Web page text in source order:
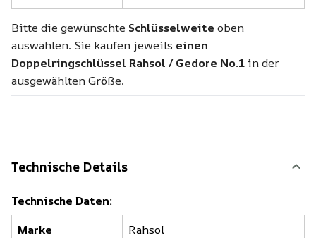
Bitte die gewünschte Schlüsselweite oben
auswählen. Sie kaufen jeweils einen
Doppelringschlüssel Rahsol / Gedore No.1in der
ausgewählten Größe.
Technische Details
Technische Daten:
Marke
Rahsol